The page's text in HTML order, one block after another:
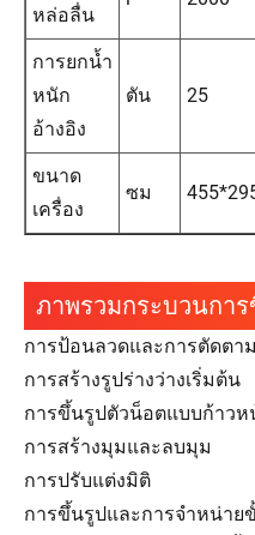
หล่อลื่น
การยกน้ำ
หนัก
อ้างอิง
ตัน 25
ขนาด
เครื่อง
ซม
ภาพรวมกระบวนกา
การป้อนลวดและการตัดตา
การสร้างรูปร่างว่างเริ่มต้น
การขึ้นรูปตัวน็อตแบบก้าวห
การสร้างมุมและลบมุม
การปรับแต่งมิติ
การขึ้นรูปและการจำหน่าย